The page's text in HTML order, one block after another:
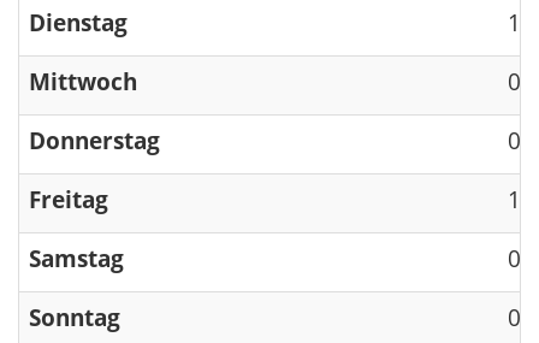
Dienstag
Mittwoch
Donnerstag
Freitag
Samstag
Sonntag